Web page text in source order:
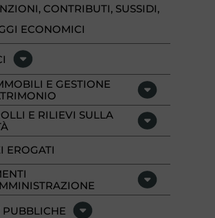
CONTRIBUTI, SUSSIDI,
ECONOMICI
E GESTIONE
E RILIEVI SULLA
EROGATI
PUBBLICHE